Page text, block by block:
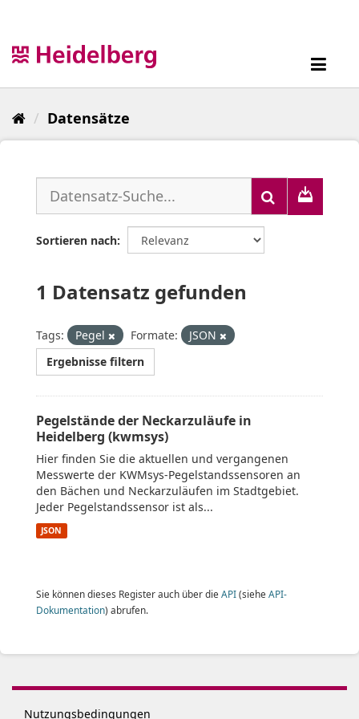
Datensätze
Sortieren nach
1 Datensatz gefunden
Tags: Pegel Formate:
JSON
Ergebnisse filtern
Pegelstände der Neckarzuläufe in
Heidelberg (kwmsys)
Hier finden Sie die aktuellen und vergangenen
Messwerte der KWMsys-Pegelstandssensoren an
den Bächen und Neckarzuläufen im Stadtgebiet.
Jeder Pegelstandssensor ist als...
JSON
Sie können dieses Register auch über die API(siehe API-
Dokumentation) abrufen.
Nutzungsbedingungen